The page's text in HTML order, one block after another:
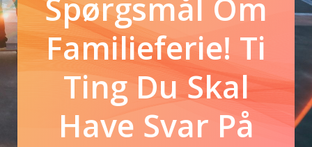
Spørgsmål Om
Familieferie! Ti
Ting Du Skal
Have Svar På